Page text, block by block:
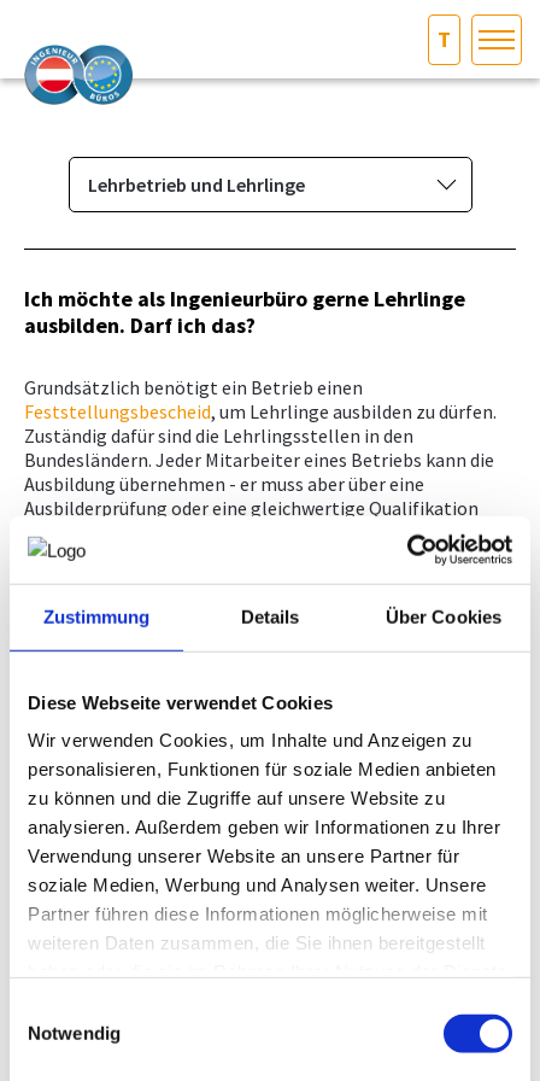
Zustimmung Details Über Cookies
Diese Webseite verwendet Cookies
Wir verwenden Cookies, um Inhalte und Anzeigen zu
personalisieren, Funktionen für soziale Medien anbieten
zu können und die Zugriffe auf unsere Website zu
analysieren. Außerdem geben wir Informationen zu Ihrer
Verwendung unserer Website an unsere Partner für
soziale Medien, Werbung und Analysen weiter. Unsere
Partner führen diese Informationen möglicherweise mit
weiteren Daten zusammen, die Sie ihnen bereitgestellt
Notwendig
T
AKTUELLES/INGOO
DAS INGENIEURBÜRO
INTERESSEN­VERTRETUNG
MITGLIEDER­VERZEICHNIS
SERVICE
KONTAKT
TINIP
Lehrbetrieb und Lehrlinge
Das Ingenieurbüro
Berufsbild & Gründung
Branchenrecht
Befähigungsprüfung
Normenpaket
Ausschreibungsplattform
Leistungsbilder/Leistungsmodelle
Lehrbetrieb und Lehrlinge
Ich möchte als Ingenieurbüro gerne Lehrlinge
ausbilden. Darf ich das?
Grundsätzlich benötigt ein Betrieb einen
Feststellungsbescheid, um Lehrlinge ausbilden zu dürfen.
Zuständig dafür sind die Lehrlingsstellen in den
Bundesländern. Jeder Mitarbeiter eines Betriebs kann die
Ausbildung übernehmen - er muss aber über eine
Ausbilderprüfung oder eine gleichwertige Qualifikation
verfügen.
Für Ingenieurbüros gilt:
Befähigungsprüfungist der
Ausbilderprüfunggemäß § 29a des
Berufsausbildungsgesetzesgleichgehalten-
auch ohne extraAusbilderprüfungLehrlinge ausbilden.
Tipp:Schauen Sie auch in den Online-Ratgeber
Lehrbetriebe.
Welche Lehrberufe kommen bei einem
Ingenieurbüro in Betracht?
Dies wird auf Anfrage und im Einzelfall von der
Lehrlingsstelle unter Mitwirkung der Arbeiterkammer
geprüft und im
festgehalten. Neben
der rechtlichen Eignung wird auch die betriebliche Eignung